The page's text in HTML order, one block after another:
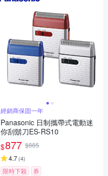
經銷商保固一年
Panasonic 日制攜帶式電動迷
你刮鬍刀ES-RS10
$877 $885
4.7(4)
限時下殺 券